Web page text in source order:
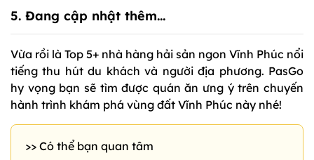
5. Đang cập nhật thêm…
Vừa rồi là Top 5+ nhà hàng hải sản ngon Vĩnh Phúc nổi
tiếng thu hút du khách và người địa phương. PasGo
hy vọng bạn sẽ tìm được quán ăn ưng ý trên chuyến
hành trình khám phá vùng đất Vĩnh Phúc này nhé!
>> Có thể bạn quan tâm